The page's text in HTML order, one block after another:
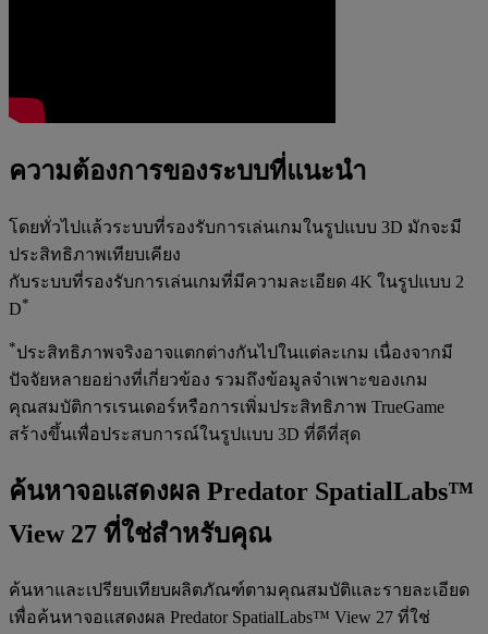
ความต้องการของระบบที่แนะนำ
โดยทั่วไปแล้วระบบที่รองรับการเล่นเกมในรูปแบบ 3D มักจะมี
ประสิทธิภาพเทียบเคียง
กับระบบที่รองรับการเล่นเกมที่มีความละเอียด 4K ในรูปแบบ 2
D*
*ประสิทธิภาพจริงอาจแตกต่างกันไปในแต่ละเกม เนื่องจากมี
ปัจจัยหลายอย่างที่เกี่ยวข้อง รวมถึงข้อมูลจำเพาะของเกม
คุณสมบัติการเรนเดอร์หรือการเพิ่มประสิทธิภาพ TrueGame
สร้างขึ้นเพื่อประสบการณ์ในรูปแบบ 3D ที่ดีที่สุด
ค้นหาจอแสดงผล Predator SpatialLabs™
View 27 ที่ใช่สำหรับคุณ
ค้นหาและเปรียบเทียบผลิตภัณฑ์ตามคุณสมบัติและรายละเอียด
เพื่อค้นหาจอแสดงผล Predator SpatialLabs™ View 27 ที่ใช่